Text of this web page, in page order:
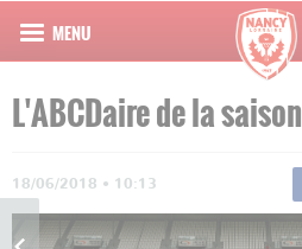
L'ABCDaire de la saison
18/06/2018 • 10:13